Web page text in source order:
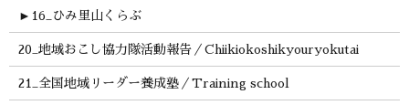
► 16_ひみ里山くらぶ
20_地域おこし協力隊活動報告／Chiikiokoshikyouryokutai
21_全国地域リーダー養成塾／Training school